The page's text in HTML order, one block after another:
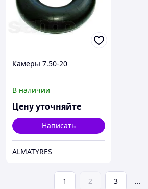
Камеры 7.50-20
В наличии
Цену уточняйте
Написать
ALMATYRES
1 2 3 ...